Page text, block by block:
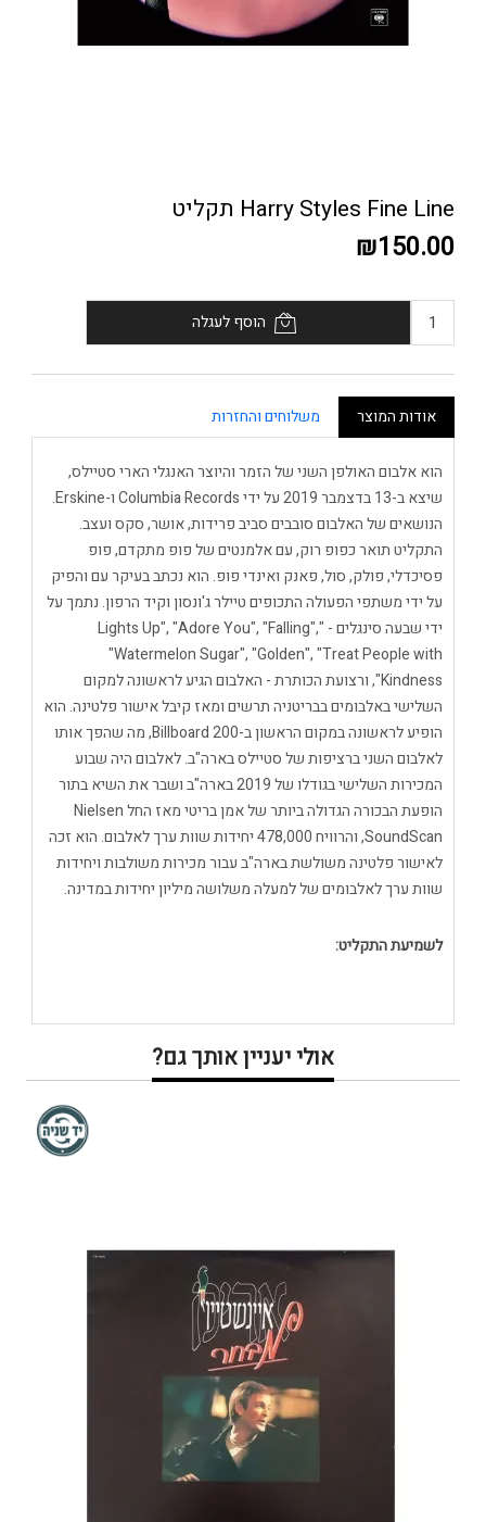
Harry Styles Fine Line תקליט
₪150.00
הוסף לעגלה
אודות המוצר משלוחים והחזרות
הוא אלבום האולפן השני של הזמר והיוצר האנגלי הארי סטיילס,
שיצא ב-13 בדצמבר 2019 על ידי Columbia Records ו-Erskine.
הנושאים של האלבום סובבים סביב פרידות, אושר, סקס ועצב.
התקליט תואר כפופ רוק, עם אלמנטים של פופ מתקדם, פופ
פסיכדלי, פולק, סול, פאנק ואינדי פופ. הוא נכתב בעיקר עם והפיק
על ידי משתפי הפעולה התכופים טיילר ג'ונסון וקיד הרפון. נתמך על
ידי שבעה סינגלים - "Lights Up", "Adore You", "Falling",
"Watermelon Sugar", "Golden", "Treat People with
Kindness", ורצועת הכותרת - האלבום הגיע לראשונה למקום
השלישי באלבומים בבריטניה תרשים ומאז קיבל אישור פלטינה. הוא
הופיע לראשונה במקום הראשון ב-Billboard 200, מה שהפך אותו
לאלבום השני ברציפות של סטיילס בארה"ב. לאלבום היה שבוע
המכירות השלישי בגודלו של 2019 בארה"ב ושבר את השיא בתור
הופעת הבכורה הגדולה ביותר של אמן בריטי מאז החל Nielsen
SoundScan, והרוויח 478,000 יחידות שוות ערך לאלבום. הוא זכה
לאישור פלטינה משולשת בארה"ב עבור מכירות משולבות ויחידות
שוות ערך לאלבומים של למעלה משלושה מיליון יחידות במדינה.
לשמיעת התקליט:
אולי יעניין אותך גם?